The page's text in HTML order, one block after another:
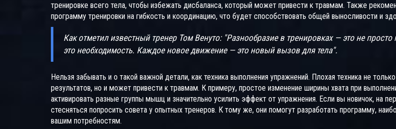
тренировке всего тела, чтобы избежать дисбаланса, который может привести к травмам. Также
программу тренировки на гибкость и координацию, что будет способствовать общей выносливости и
Как отметил известный тренер Том Венуто: "Разнообразие в тренировках — это не просто
это необходимость. Каждое новое движение — это новый вызов для тела".
Нельзя забывать и о такой важной детали, как техника выполнения упражнений. Плохая техника не
результатов, но и может привести к травмам. К примеру, простое изменение ширины хвата при
активировать разные группы мышц и значительно усилить эффект от упражнения. Если вы новичок, на
стесняться попросить совета у опытных тренеров. К тому же, они помогут разработать программу,
вашим потребностям.